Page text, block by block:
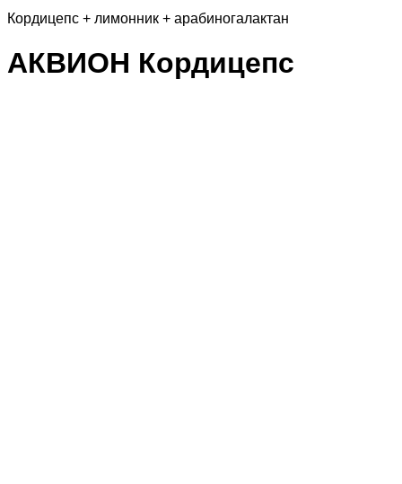
Кордицепс + лимонник + арабиногалактан
АКВИОН Кордицепс